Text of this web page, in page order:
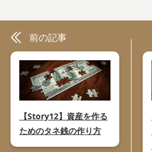
前の記事
【Story12】資産を作る
ためのタネ銭の作り方